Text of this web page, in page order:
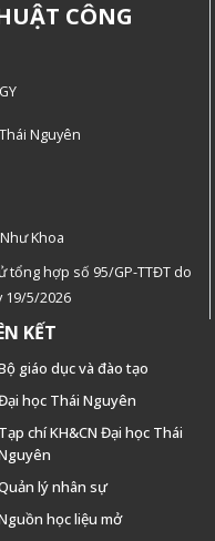
CÔNG
Nguyên
Khoa
tổng hợp số 95/GP-TTĐT do
19/5/2026
KẾT
giáo dục và đào tạo
học Thái Nguyên
Tạp chí KH&CN Đại học Thái
lý nhân sự
học liệu mở